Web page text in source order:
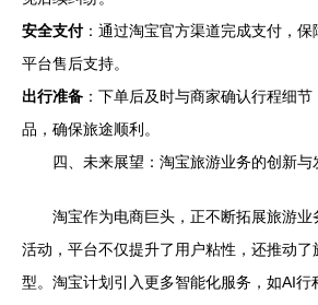
安全支付：通过淘宝官方渠道完成支付，
平台售后支持。
出行准备 ：下单后及时与商家确认行程细
品，确保旅途顺利。
四、未来展望：淘宝旅游业务的创新与
淘宝作为电商巨头，正不断拓展旅游
活动，平台不仅提升了用户粘性，还推动
型。淘宝计划引入更多智能化服务，如AI行